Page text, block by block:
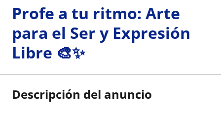
Profe a tu ritmo: Arte
para el Ser y Expresión
Libre 🎨✨
Descripción del anuncio